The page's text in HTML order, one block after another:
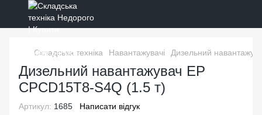
Складська техніка Навантажувачі Дизельний
Дизельний навантажувач EP
CPCD15T8-S4Q (1.5 т)
Артикул: 1685 Написати відгук